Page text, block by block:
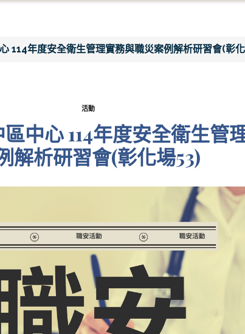
114年度安全衛生管理實務與職災案例解析研習會(彰
活動
中心 114年度安全衛生管
解析研習會(彰化場53)